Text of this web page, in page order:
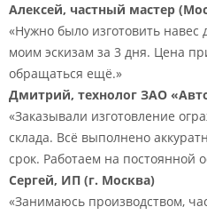
Алексей, частный мастер
«Нужно было изготовить
моим эскизам за 3 дня. Цена
обращаться ещё.»
Дмитрий, технолог ЗАО
«Заказывали изготовление
склада. Всё выполнено
срок. Работаем на постоянной
Сергей, ИП (г. Москва)
«Занимаюсь производством,